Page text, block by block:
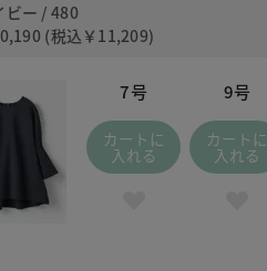
ビー / 480
(税込 ￥11,209)
7号
カートに
入れる
9号
カートに
入れる